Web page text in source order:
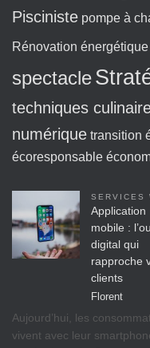
Pisciniste pompe à
Rénovation énergétique
spectacle
techniques
numérique transition
écoresponsable
SERVICES
Application
mobile :
digital qui
rapproche
clients
Florent
Aujourd’hui, les
vivent avec leur